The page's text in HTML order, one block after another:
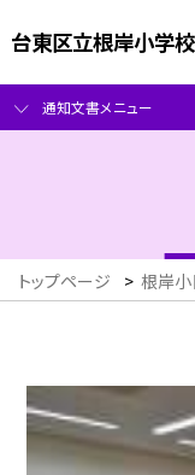
台東区立根岸小学校
通知文書メニュー
トップページ > 根岸